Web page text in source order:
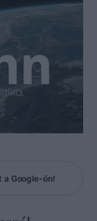
a Google-ön!